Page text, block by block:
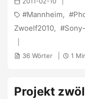
Tamron 18-250/3.5-
Uli
Mannheim
Zwoelf2010
36 Wörter 1
Projekt